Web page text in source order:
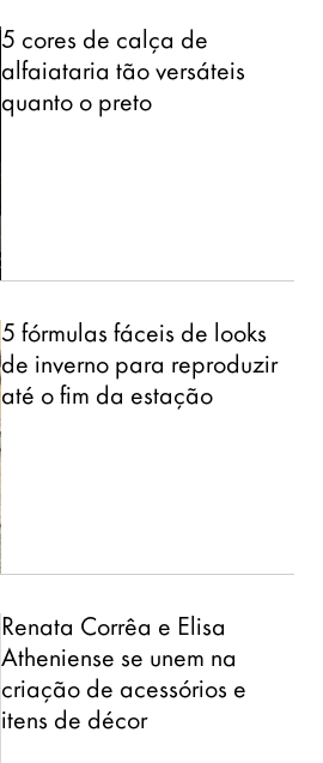
5 cores de calça de
alfaiataria tão versáteis
quanto o preto
5 fórmulas fáceis de looks
de inverno para reproduzir
até o fim da estação
Renata Corrêa e Elisa
Atheniense se unem na
criação de acessórios e
itens de décor